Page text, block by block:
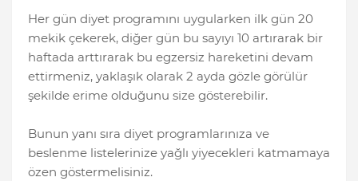
Her gün diyet programını uygularken ilk gün 20
mekik çekerek, diğer gün bu sayıyı 10 artırarak bir
haftada arttırarak bu egzersiz hareketini devam
ettirmeniz, yaklaşık olarak 2 ayda gözle görülür
şekilde erime olduğunu size gösterebilir.
Bunun yanı sıra diyet programlarınıza ve
beslenme listelerinize yağlı yiyecekleri katmamaya
özen göstermelisiniz.